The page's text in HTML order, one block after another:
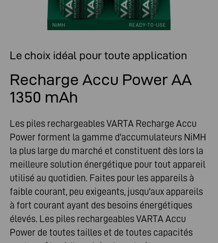
Le choix idéal pour toute application
Recharge Accu Power AA
1350 mAh
Les piles rechargeables VARTA Recharge Accu
Power forment la gamme d'accumulateurs NiMH
la plus large du marché et constituent dès lors la
meilleure solution énergétique pour tout appareil
utilisé au quotidien. Faites pour les appareils à
faible courant, peu exigeants, jusqu'aux appareils
à fort courant ayant des besoins énergétiques
élevés. Les piles rechargeables VARTA Accu
Power de toutes tailles et de toutes capacités